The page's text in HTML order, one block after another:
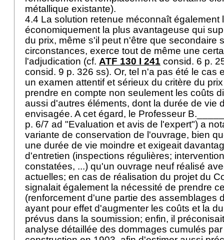
métallique existante).
4.4 La solution retenue méconnaît également
économiquement la plus avantageuse qui
du prix, même s'il peut n'être que secondaire
circonstances, exerce tout de même une
l'adjudication (cf. ATF 130 I 241 consid. 6 p.
consid. 9 p. 326 ss). Or, tel n'a pas été le cas
un examen attentif et sérieux du critère du
prendre en compte non seulement les coûts
aussi d'autres éléments, dont la durée de vie
envisagée. A cet égard, le Professeur
p. 6/7 ad "Evaluation et avis de l'expert") a
variante de conservation de l'ouvrage, bien
une durée de vie moindre et exigeait
d'entretien (inspections régulières;
constatées, ...) qu'un ouvrage neuf réalisé
actuelles; en cas de réalisation du projet du
signalait également la nécessité de prendre
(renforcement d'une partie des assemblages
ayant pour effet d'augmenter les coûts et la
prévus dans la soumission; enfin, il
analyse détaillée des dommages cumulés